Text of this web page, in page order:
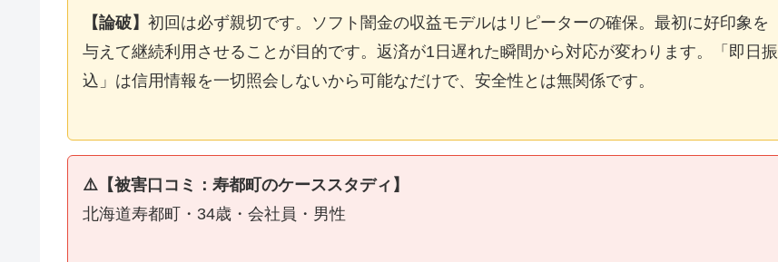
【論破】 初回は必ず親切です。ソフト闇金の収益モデルはリピーターの確保。最初に好印象を
与えて継続利用させることが目的です。返済が1日遅れた瞬間から対応が変わります。「即日振
込」は信用情報を一切照会しないから可能なだけで、安全性とは無関係です。
⚠️【被害口コミ：寿都町のケーススタディ】
北海道寿都町・34歳・会社員・男性